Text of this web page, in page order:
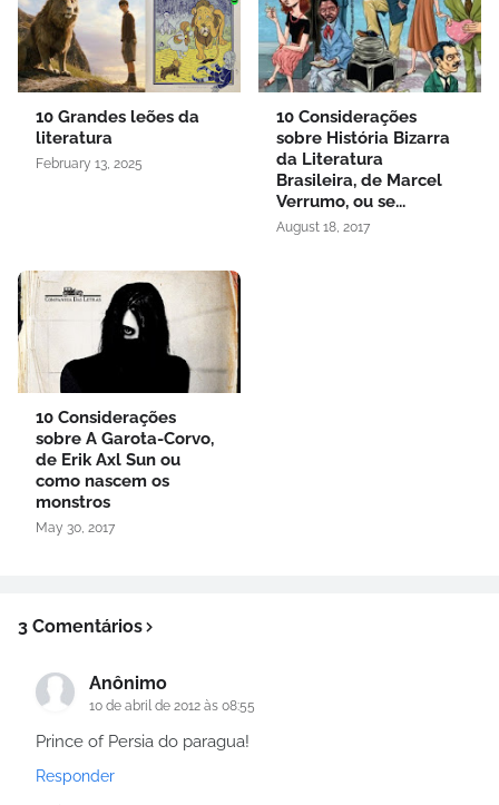
10 Grandes leões da
literatura
February 13, 2025
10 Considerações
sobre História Bizarra
da Literatura
Brasileira, de Marcel
Verrumo, ou se...
August 18, 2017
10 Considerações
sobre A Garota-Corvo,
de Erik Axl Sun ou
como nascem os
monstros
May 30, 2017
3 Comentários
Anônimo
10 de abril de 2012 às 08:55
Prince of Persia do paragua!
Responder